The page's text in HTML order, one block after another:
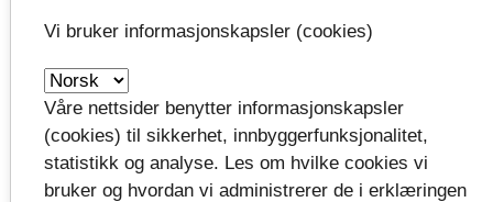
– Pilarene er trygge. Undervannsbilder viser noe
overskuddsmateriale fra støpingen og at armering er
synlig enkelte steder, men fylkeskommunen i
samarbeid med konsulentselskapet Aas-Jakobsen
konkluderer med at brua er trygg. Pilarene er preget
av alder, men de er sikre, forsikrer Singstad.
Vi bruker informasjonskapsler (cookies)
Våre nettsider benytter informasjonskapsler
(cookies) til sikkerhet, innbyggerfunksjonalitet,
statistikk og analyse. Les om hvilke cookies vi
bruker og hvordan vi administrerer de i erklæringen